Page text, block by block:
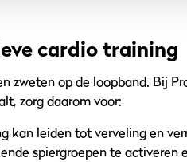
cardio training
zweten op de loopband. Bij
zorg daarom voor:
kan leiden tot verveling en
spiergroepen te activeren